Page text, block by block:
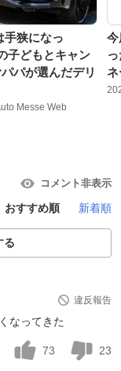
手狭になっ
子どもとキャン
パが選んだデリ
Messe Web
コメント非表示
おすすめ順 新着順
る
違反報告
なってきた
73 23